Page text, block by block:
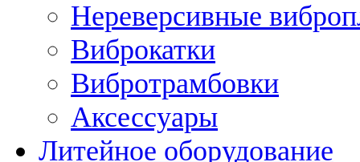
Нереверсивные
Виброкатки
Вибротрамбовки
Аксессуары
Литейное оборудование